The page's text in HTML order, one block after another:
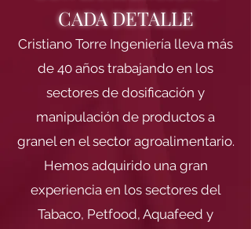
CADA DETALLE
Cristiano Torre Ingeniería lleva más
de 40 años trabajando en los
sectores de dosificación y
manipulación de productos a
granel en el sector agroalimentario.
Hemos adquirido una gran
experiencia en los sectores del
Tabaco, Petfood, Aquafeed y